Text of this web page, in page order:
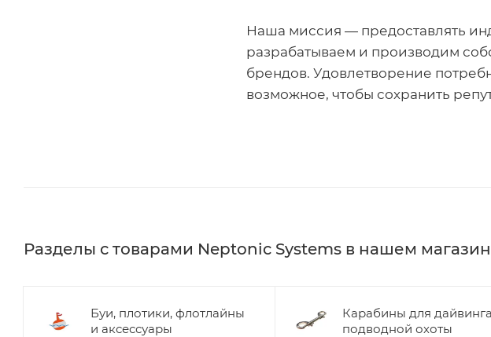
Наша миссия — предоставлять
разрабатываем и производим
брендов. Удовлетворение
возможное, чтобы сохранить
Разделы с товарами Neptonic Systems в нашем
Буи, плотики, флотлайны
и аксессуары
Карабины для
подводной охоты